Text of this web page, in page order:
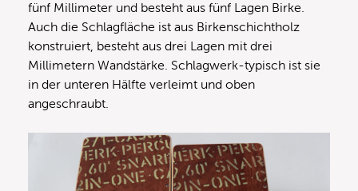
fünf Millimeter und besteht aus fünf Lagen Birke.
Auch die Schlagfläche ist aus Birkenschichtholz
konstruiert, besteht aus drei Lagen mit drei
Millimetern Wandstärke. Schlagwerk-typisch ist sie
in der unteren Hälfte verleimt und oben
angeschraubt.